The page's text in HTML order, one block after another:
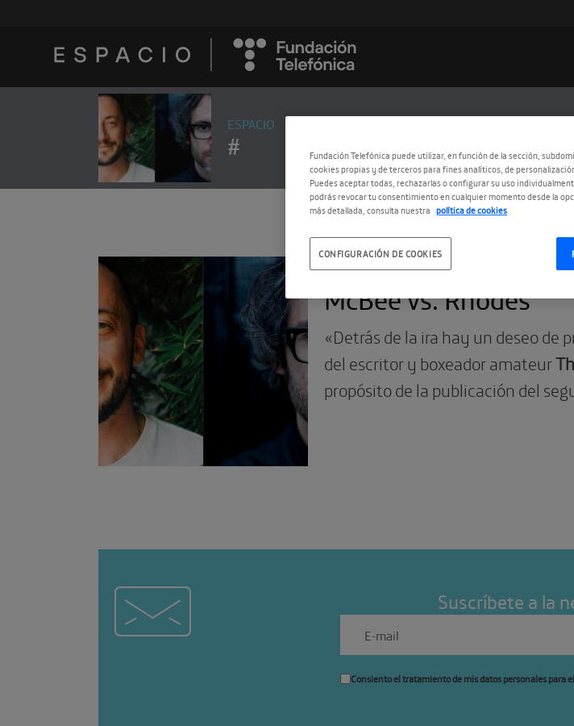
ESPACIO
#
11.01.2019
McBee vs. Rhodes
«Detrás de la ira hay un deseo
del escritor y boxeador amateur
propósito de la publicación del
Suscríbete a la
Consiento el tratamiento de mis datos personales para
Fundación Telefónica puede utilizar, en función de la sección,
cookies propias y de terceros para fines analíticos, de
Puedes aceptar todas, rechazarlas o configurar su uso
podrás revocar tu consentimiento en cualquier momento desde la
más detallada, consulta nuestra política de cookies
CONFIGURACIÓN DE COOKIES